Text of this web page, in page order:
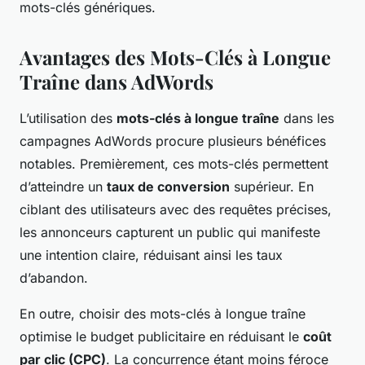
mots-clés génériques.
Avantages des Mots-Clés à Longue
Traîne dans AdWords
L’utilisation des mots-clés à longue traîne dans les
campagnes AdWords procure plusieurs bénéfices
notables. Premièrement, ces mots-clés permettent
d’atteindre un taux de conversion supérieur. En
ciblant des utilisateurs avec des requêtes précises,
les annonceurs capturent un public qui manifeste
une intention claire, réduisant ainsi les taux
d’abandon.
En outre, choisir des mots-clés à longue traîne
optimise le budget publicitaire en réduisant le coût
par clic (CPC). La concurrence étant moins féroce